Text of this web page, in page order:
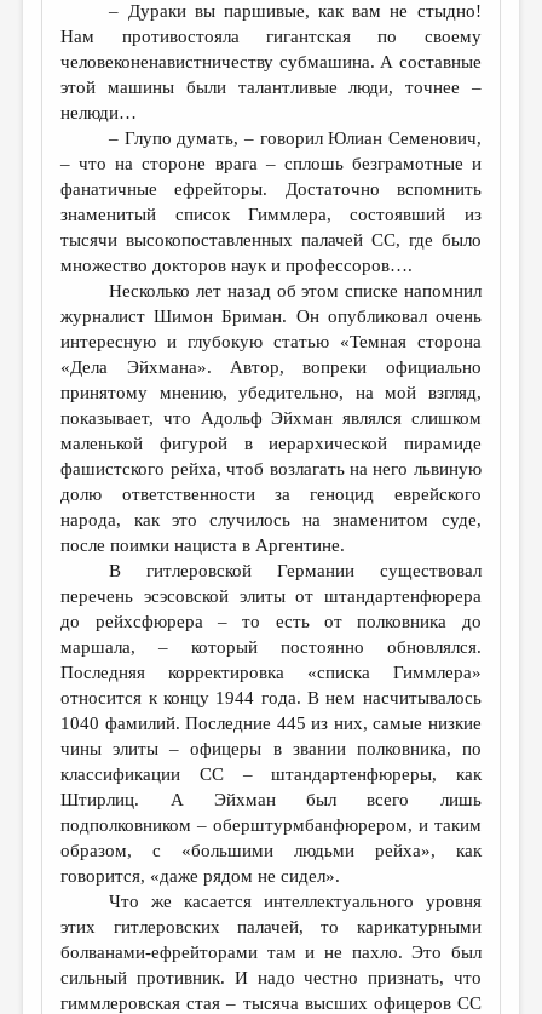
ВКОНТАКТЕ– Дураки вы паршивые, как вам не стыдно!
Нам противостояла гигантская по своему
человеконенавистничеству субмашина. А составные
этой машины были талантливые люди, точнее –
нелюди…
– Глупо думать, – говорил Юлиан Семенович,
– что на стороне врага – сплошь безграмотные и
фанатичные ефрейторы. Достаточно вспомнить
знаменитый список Гиммлера, состоявший из
тысячи высокопоставленных палачей СС, где было
множество докторов наук и профессоров….
Несколько лет назад об этом списке напомнил
журналист Шимон Бриман. Он опубликовал очень
интересную и глубокую статью «Темная сторона
«Дела Эйхмана». Автор, вопреки официально
принятому мнению, убедительно, на мой взгляд,
показывает, что Адольф Эйхман являлся слишком
маленькой фигурой в иерархической пирамиде
фашистского рейха, чтоб возлагать на него львиную
долю ответственности за геноцид еврейского
народа, как это случилось на знаменитом суде,
после поимки нациста в Аргентине.
В гитлеровской Германии существовал
перечень эсэсовской элиты от штандартенфюрера
до рейхсфюрера – то есть от полковника до
маршала, – который постоянно обновлялся.
Последняя корректировка «списка Гиммлера»
относится к концу 1944 года. В нем насчитывалось
1040 фамилий. Последние 445 из них, самые низкие
чины элиты – офицеры в звании полковника, по
классификации СС – штандартенфюреры, как
Штирлиц. А Эйхман был всего лишь
подполковником – оберштурмбанфюрером, и таким
образом, с «большими людьми рейха», как
говорится, «даже рядом не сидел».
Что же касается интеллектуального уровня
этих гитлеровских палачей, то карикатурными
болванами-ефрейторами там и не пахло. Это был
сильный противник. И надо честно признать, что
гиммлеровская стая – тысяча высших офицеров СС